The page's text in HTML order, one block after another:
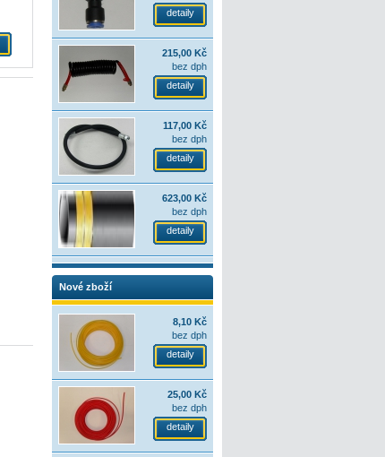
detaily
215,00 Kč
bez dph
detaily
117,00 Kč
bez dph
detaily
623,00 Kč
bez dph
detaily
Nové zboží
8,10 Kč
bez dph
detaily
25,00 Kč
bez dph
detaily